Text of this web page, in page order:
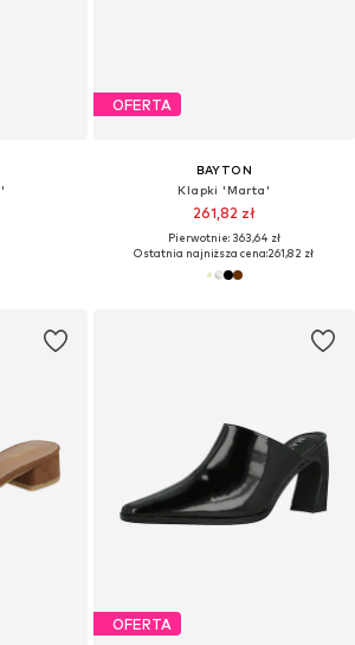
OFERTA
BAYTON
Klapki 'Marta'
261,82 zł
Pierwotnie: 363,64 zł
Ostatnia najniższa cena:261,82 zł
OFERTA